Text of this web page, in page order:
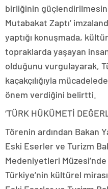
birliğinin güçlendirilmesini
Mutabakat Zaptı’
yaptığı konuşmada,
topraklarda yaşayan
olduğunu vurgulayarak,
kaçakçılığıyla
önem verdiğini belirtti.
‘TÜRK HÜKÜMETİ
Törenin ardından Bakan
Eski Eserler ve Turizm
Medeniyetleri
Türkiye’nin kültürel